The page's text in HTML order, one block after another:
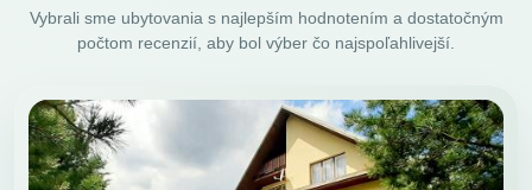
Vybrali sme ubytovania s najlepším hodnotením a dostatočným
počtom recenzií, aby bol výber čo najspoľahlivejší.